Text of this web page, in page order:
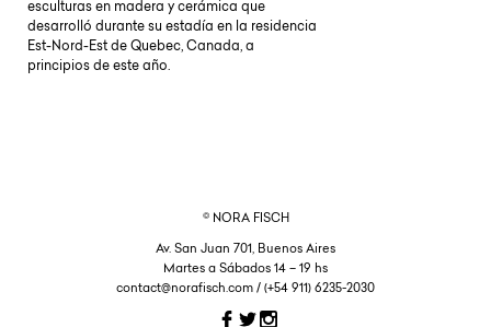
esculturas en madera y cerámica que
desarrolló durante su estadía en la residencia
Est-Nord-Est de Quebec, Canada, a
principios de este año.
© NORA FISCH
Av. San Juan 701, Buenos Aires
Martes a Sábados 14 – 19 hs
contact@norafisch.com / (+54 911) 6235-2030